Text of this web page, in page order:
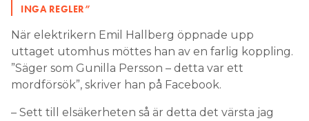
INGA REGLER”
När elektrikern Emil Hallberg öppnade upp
uttaget utomhus möttes han av en farlig koppling.
”Säger som Gunilla Persson – detta var ett
mordförsök”, skriver han på Facebook.
– Sett till elsäkerheten så är detta det värsta jag